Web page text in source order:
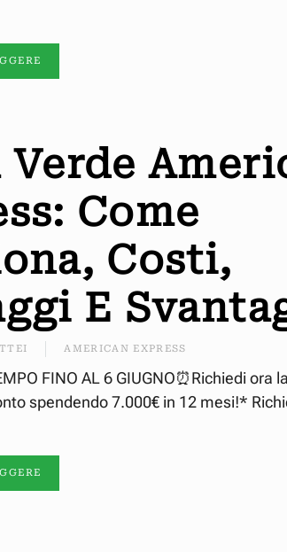
Verde
Come
Costi,
E
AMERICAN EXPRESS
FINO AL 6 GIUGNO⏰Richiedi ora
spendendo 7.000€ in 12 mesi!*